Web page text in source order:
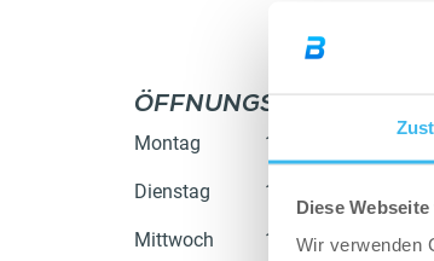
Diese
Wir verwenden
ÖFFNUNGSZEITEN
Montag 10:00 - 20:00
Dienstag 10:00 - 20:00
Mittwoch 10:00 - 20:00